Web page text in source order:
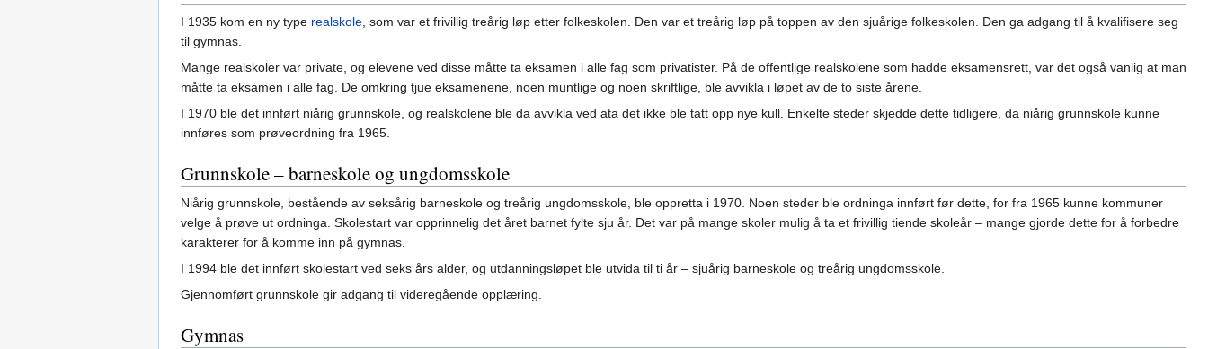
I 1935 kom en ny type realskole, som var et frivillig treårig løp etter folkeskolen. Den var et treårig løp på toppen av den sjuårige folkeskolen. Den ga adgang til å kvalifisere seg
til gymnas.
Mange realskoler var private, og elevene ved disse måtte ta eksamen i alle fag som privatister. På de offentlige realskolene som hadde eksamensrett, var det også vanlig at man
måtte ta eksamen i alle fag. De omkring tjue eksamenene, noen muntlige og noen skriftlige, ble avvikla i løpet av de to siste årene.
I 1970 ble det innført niårig grunnskole, og realskolene ble da avvikla ved ata det ikke ble tatt opp nye kull. Enkelte steder skjedde dette tidligere, da niårig grunnskole kunne
innføres som prøveordning fra 1965.
Grunnskole – barneskole og ungdomsskole
Niårig grunnskole, bestående av seksårig barneskole og treårig ungdomsskole, ble oppretta i 1970. Noen steder ble ordninga innført før dette, for fra 1965 kunne kommuner
velge å prøve ut ordninga. Skolestart var opprinnelig det året barnet fylte sju år. Det var på mange skoler mulig å ta et frivillig tiende skoleår – mange gjorde dette for å forbedre
karakterer for å komme inn på gymnas.
I 1994 ble det innført skolestart ved seks års alder, og utdanningsløpet ble utvida til ti år – sjuårig barneskole og treårig ungdomsskole.
Gjennomført grunnskole gir adgang til videregående opplæring.
Gymnas